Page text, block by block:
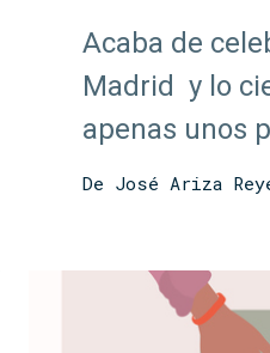
Acaba de
Madrid y lo
apenas unos
De José Ariza